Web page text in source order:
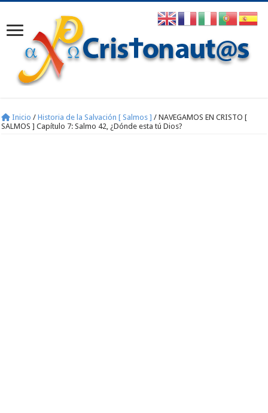
Inicio / Historia de la Salvación [ Salmos ] / NAVEGAMOS EN CRISTO [
SALMOS ] Capítulo 7: Salmo 42, ¿Dónde esta tú Dios?